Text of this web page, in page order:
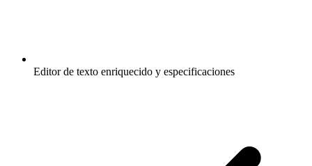
Editor de texto enriquecido y especificaciones